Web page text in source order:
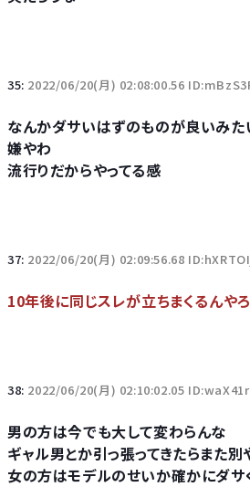
35: 2022/06/20(月) 02:08:00.56
なんかダサいはずのものが良いみ
嫌やわ
流行りだからやってる感
37: 2022/06/20(月) 02:09:56.68
10年後に同じスレが立ちまくるんや
38: 2022/06/20(月) 02:10:02.05
男の方は今でも大して変わらんな
ギャル男とか引っ張ってきたらまた別
女の方はモデルのせいか確かにダサ